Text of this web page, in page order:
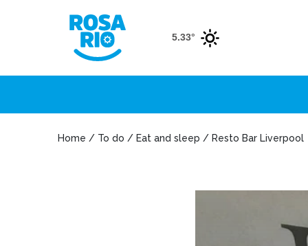
5.33°
Home / To do / Eat and sleep / Resto Bar Liverpool